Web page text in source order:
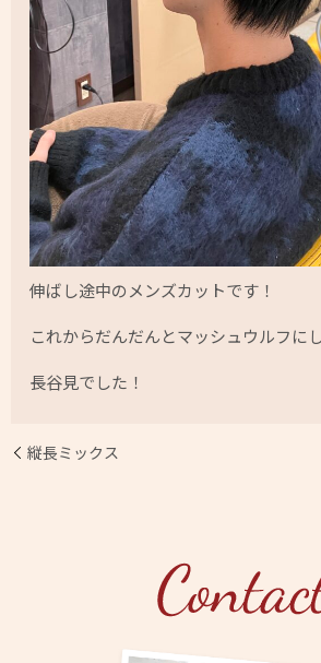
伸ばし途中のメンズカットです！
これからだんだんとマッシュウルフに
長谷見でした！
縦長ミックス